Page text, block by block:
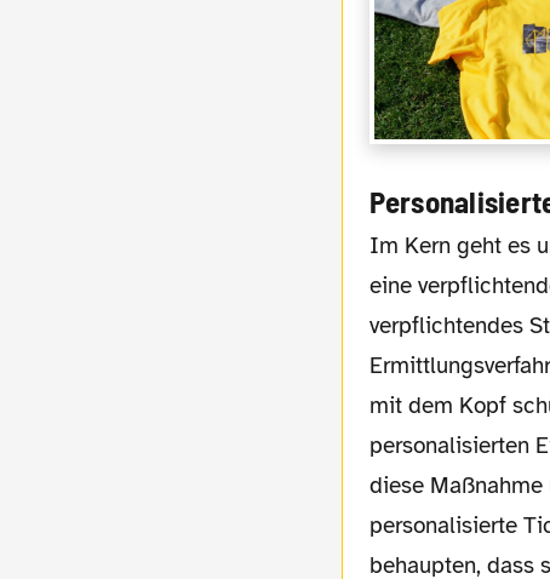
Im Kern geht es um zwei mögliche Maßnahmen, die höchst zweifelhaft sind. Zum einen
eine
verpflichtendes
mit dem Kopf
personalisierten
diese
personalisierte
behaupten, dass